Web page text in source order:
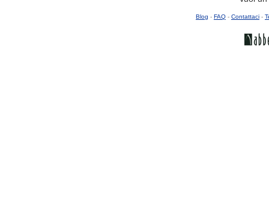
Blog - FAQ - Contattaci -